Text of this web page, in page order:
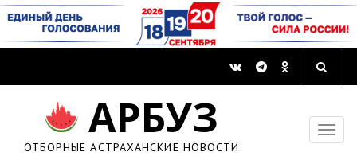
АРБУЗ
ОТБОРНЫЕ АСТРАХАНСКИЕ НОВОСТИ